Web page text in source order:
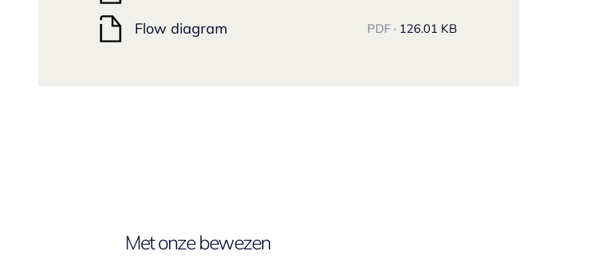
Flow diagram PDF · 126.01 KB
Met onze bewezen